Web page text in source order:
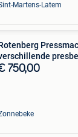
Martens-Latem
750,00